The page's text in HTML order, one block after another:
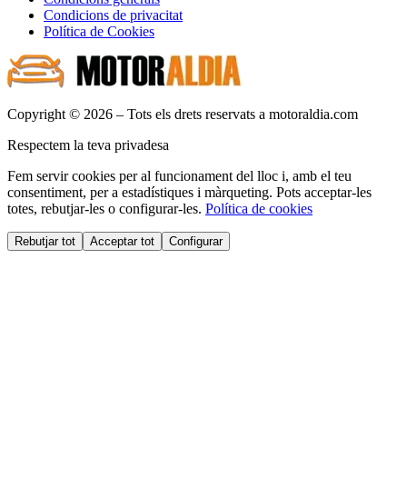
Condicions de privacitat
Política de Cookies
Copyright © 2026 – Tots els drets reservats a motoraldia.com
Respectem la teva privadesa
Fem servir cookies per al funcionament del lloc i, amb el teu
consentiment, per a estadístiques i màrqueting. Pots acceptar-les
totes, rebutjar-les o configurar-les. Política de cookies
Rebutjar tot Acceptar tot Configurar